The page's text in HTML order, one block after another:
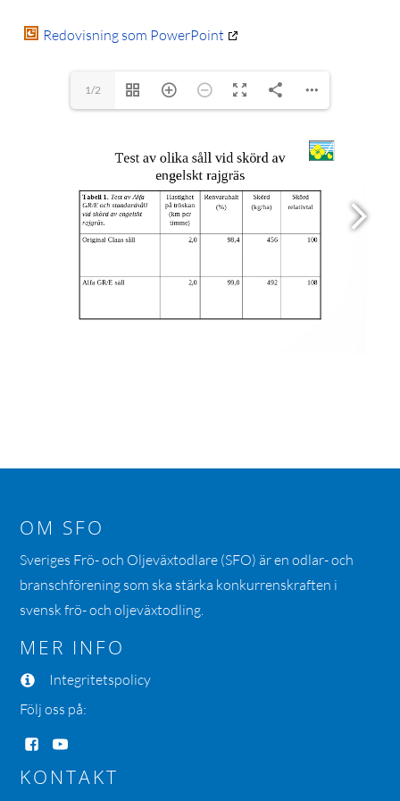
Redovisning som PowerPoint
1/2
OM SFO
Sveriges Frö- och Oljeväxtodlare (SFO) är en odlar- och
branschförening som ska stärka konkurrenskraften i
svensk frö- och oljeväxtodling.
MER INFO
Integritetspolicy
Följ oss på:
KONTAKT